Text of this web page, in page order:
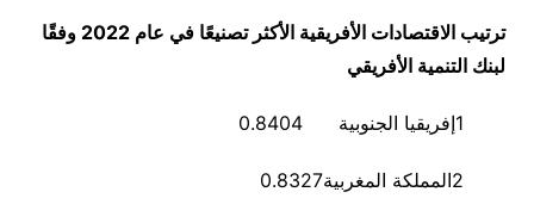
ترتيب الاقتصادات الأفريقية الأكثر تصنيعًا في عام 2022 وفقًا
لبنك التنمية الأفريقي
1إفريقيا الجنوبية 0.8404
2المملكة المغربية0.8327